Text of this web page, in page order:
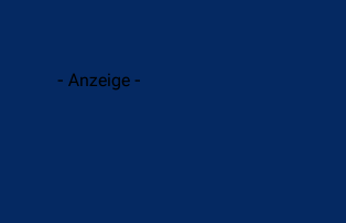
- Anzeige -